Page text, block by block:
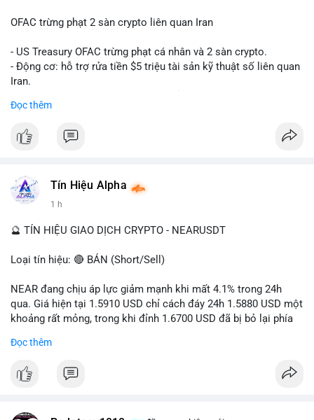
OFAC trừng phạt 2 sàn crypto liên quan Iran
- US Treasury OFAC trừng phạt cá nhân và 2 sàn crypto.
- Động cơ: hỗ trợ rửa tiền $5 triệu tài sản kỹ thuật số liên quan
Iran.
- Tác động: rủi ro cho thị trường crypto, tăng áp lực pháp lý.
#binancesquare
#vlikevn #titanbot
📰 Nguồn: Cointelegraph
Đọc thêm
Tín Hiệu Alpha
1 h
🔮 TÍN HIỆU GIAO DỊCH CRYPTO - NEARUSDT
Loại tín hiệu: 🔴 BÁN (Short/Sell)
NEAR đang chịu áp lực giảm mạnh khi mất 4.1% trong 24h
qua. Giá hiện tại 1.5910 USD chỉ cách đáy 24h 1.5880 USD một
khoảng rất mỏng, trong khi đỉnh 1.6700 USD đã bị bỏ lại phía
kiểm soát hoàn toàn. Khối lượng giao dịch 10.29 triệu NEAR
tiếp diễn.
Đọc thêm